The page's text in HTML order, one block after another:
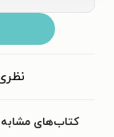
کتاب‌های مشابه